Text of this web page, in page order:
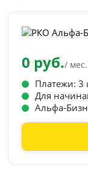
0 руб./ мес.
Платежи: 3
Для
Альфа-